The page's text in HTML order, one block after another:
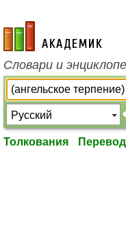
academic.ru
Словари и
Толкования